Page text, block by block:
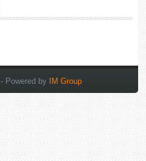
- Powered by IM Group